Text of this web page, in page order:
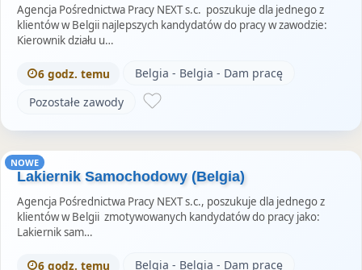
Agencja Pośrednictwa Pracy NEXT s.c. poszukuje dla jednego z
klientów w Belgii najlepszych kandydatów do pracy w zawodzie:
Kierownik działu u…
6 godz. temu
Belgia - Belgia - Dam pracę
Pozostałe zawody
NOWE
Lakiernik Samochodowy (Belgia)
Agencja Pośrednictwa Pracy NEXT s.c., poszukuje dla jednego z
klientów w Belgii zmotywowanych kandydatów do pracy jako:
Lakiernik sam…
6 godz. temu
Belgia - Belgia - Dam pracę